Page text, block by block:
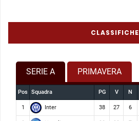
CLASSIFICHE
SERIE A PRIMAVERA
Pos Squadra PG V N
1 Inter 38 27 6